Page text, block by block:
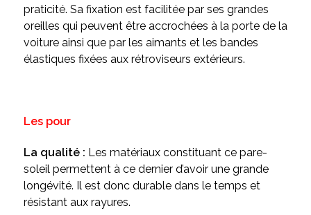
praticité. Sa fixation est facilitée par ses grandes
oreilles qui peuvent être accrochées à la porte de la
voiture ainsi que par les aimants et les bandes
élastiques fixées aux rétroviseurs extérieurs.
Les pour
La qualité : Les matériaux constituant ce pare-
soleil permettent à ce dernier d’avoir une grande
longévité. Il est donc durable dans le temps et
résistant aux rayures.